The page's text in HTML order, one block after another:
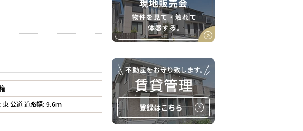
東 公道 道路幅: 9.6ｍ